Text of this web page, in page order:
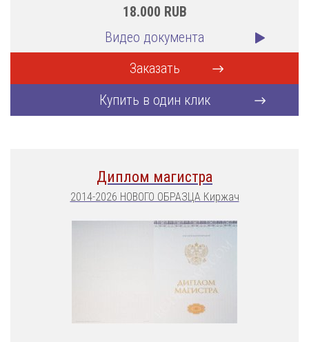
18.000 RUB
Видео документа
Заказать
Купить в один клик
Диплом магистра
2014-2026 НОВОГО ОБРАЗЦА Киржач